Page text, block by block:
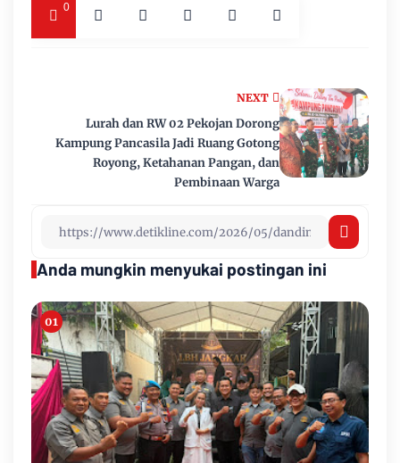
0
NEXT
Lurah dan RW 02 Pekojan Dorong
Kampung Pancasila Jadi Ruang Gotong
Royong, Ketahanan Pangan, dan
Pembinaan Warga
Anda mungkin menyukai postingan ini